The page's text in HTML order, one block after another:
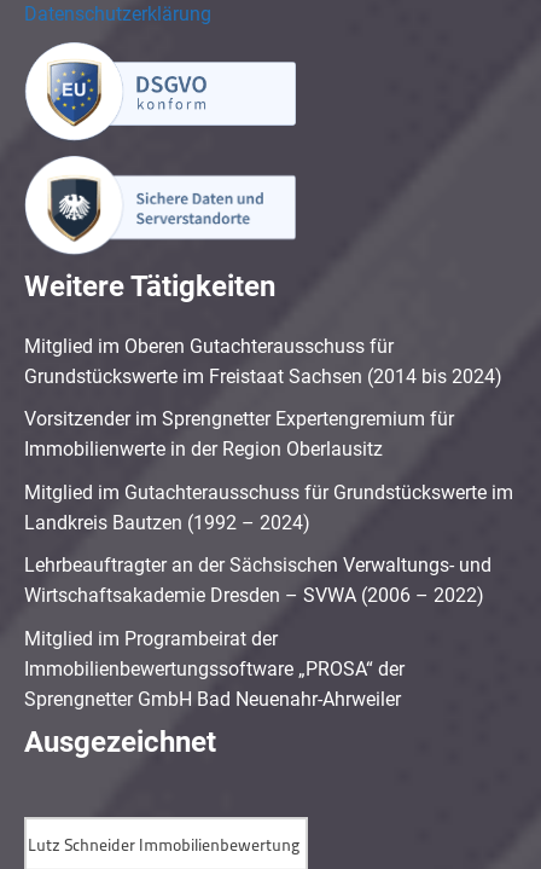
Datenschutzerklärung
Weitere Tätigkeiten
Mitglied im Oberen Gutachterausschuss für
Grundstückswerte im Freistaat Sachsen (2014 bis 2024)
Vorsitzender im Sprengnetter Expertengremium für
Immobilienwerte in der Region Oberlausitz
Mitglied im Gutachterausschuss für Grundstückswerte im
Landkreis Bautzen (1992 – 2024)
Lehrbeauftragter an der Sächsischen Verwaltungs- und
Wirtschaftsakademie Dresden – SVWA (2006 – 2022)
Mitglied im Programbeirat der
Immobilienbewertungssoftware „PROSA“ der
Sprengnetter GmbH Bad Neuenahr-Ahrweiler
Ausgezeichnet